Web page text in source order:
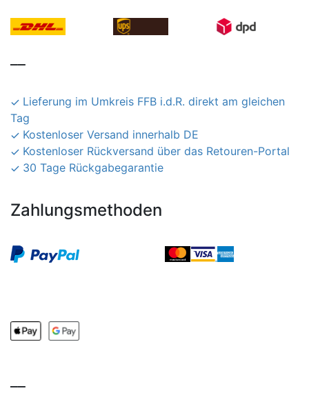
Lieferung im Umkreis FFB i.d.R. direkt am gleichen
Tag
Kostenloser Versand innerhalb DE
Kostenloser Rückversand über das Retouren-Portal
30 Tage Rückgabegarantie
Zahlungsmethoden